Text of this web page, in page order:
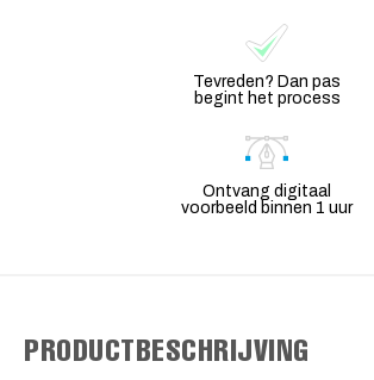
Tevreden? Dan pas
begint het process
Ontvang digitaal
voorbeeld binnen 1 uur
PRODUCTBESCHRIJVING